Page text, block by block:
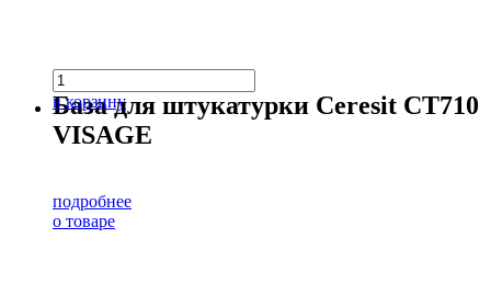
в корзину
База для штукатурки Ceresit CT710
VISAGE
подробнее
о товаре